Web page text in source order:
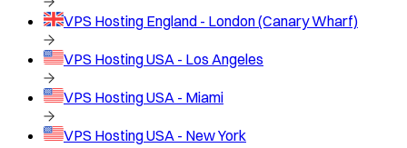
VPS Hosting England - London (Canary Wharf)
VPS HostingUSA - Los Angeles
VPS HostingUSA - Miami
VPS HostingUSA - New York